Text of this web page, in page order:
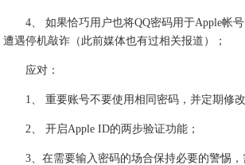
4、 如果恰巧用户也将QQ密码用于Apple帐
遭遇停机敲诈（此前媒体也有过相关报道）；
应对：
1、 重要账号不要使用相同密码，并定期修改
2、 开启Apple ID的两步验证功能；
3、在需要输入密码的场合保持必要的警惕